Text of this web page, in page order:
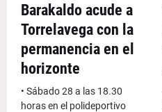
Barakaldo acude a
Torrelavega con la
permanencia en el
horizonte
• Sábado 28 a las 18.30
horas en el polideportivo